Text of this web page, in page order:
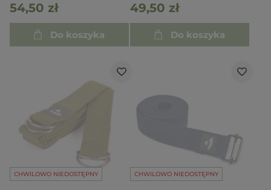
54,50 zł
Do koszyka
49,50 zł
Do koszyka
CHWILOWO NIEDOSTĘPNY CHWILOWO NIEDOSTĘPNY